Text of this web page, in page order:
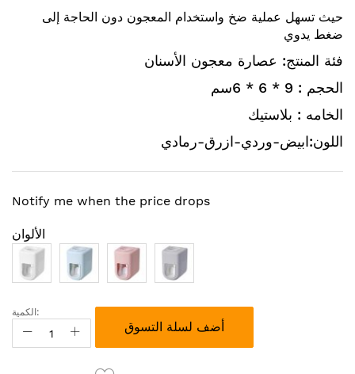
ضغط يدوي
فئة المنتج: عصارة معجون الأسنان
الحجم : 9 * 6 * 6سم
الخامه : بلاستيك
اللون:ابيض-وردي-ازرق-رمادي
Notify me when the price drops
الألوان
الكمية:
أضف لسلة التسوق